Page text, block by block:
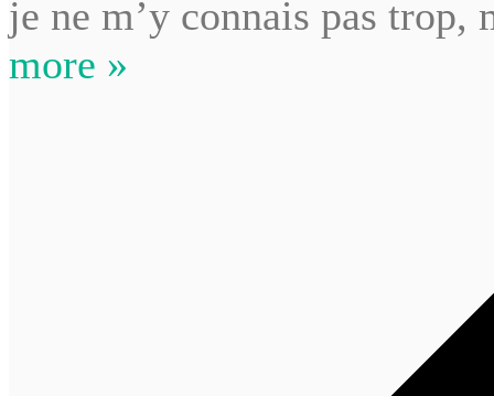
je ne m’y connais pas trop,
more »